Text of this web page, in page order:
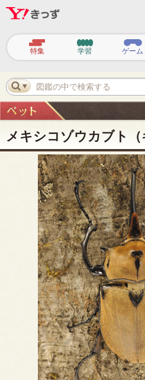
ビ
ゲ
ー
シ
ョ
特集 学習 ゲーム
図鑑の中で検索する
メキシコゾウカブト（